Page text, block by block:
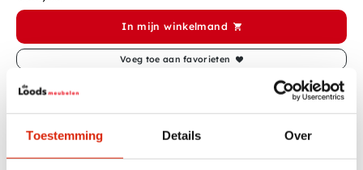
Toestemming Details Over
In mijn winkelmand
Voeg toe aan favorieten
WhatsApp voor een foto van het product
2000 m2showroom